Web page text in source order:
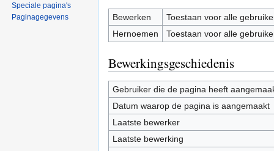
Bewerken
Toestaan voor alle
Hernoemen
Toestaan voor alle
Bewerkingsgeschiedenis
Gebruiker die de pagina heeft
Datum waarop de pagina is aangemaakt
Laatste bewerker
Laatste bewerking
Speciale pagina's
Paginagegevens